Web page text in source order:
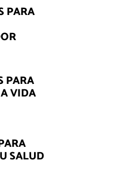
PARA
PARA
VIDA
SALUD